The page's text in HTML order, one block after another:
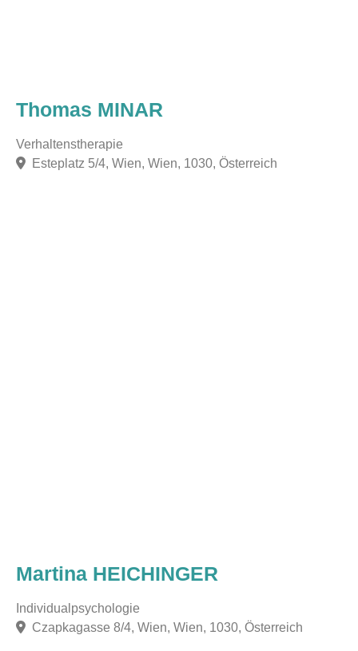
Thomas MINAR
Verhaltenstherapie
Esteplatz 5/4, Wien, Wien, 1030, Österreich
Martina HEICHINGER
Individualpsychologie
Czapkagasse 8/4, Wien, Wien, 1030, Österreich